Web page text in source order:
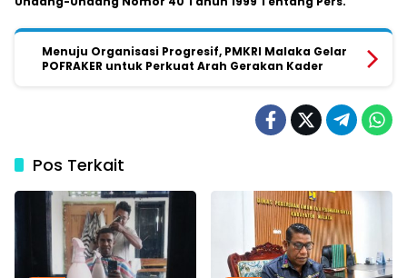
Menuju Organisasi Progresif, PMKRI Malaka Gelar
POFRAKER untuk Perkuat Arah Gerakan Kader
Pos Terkait